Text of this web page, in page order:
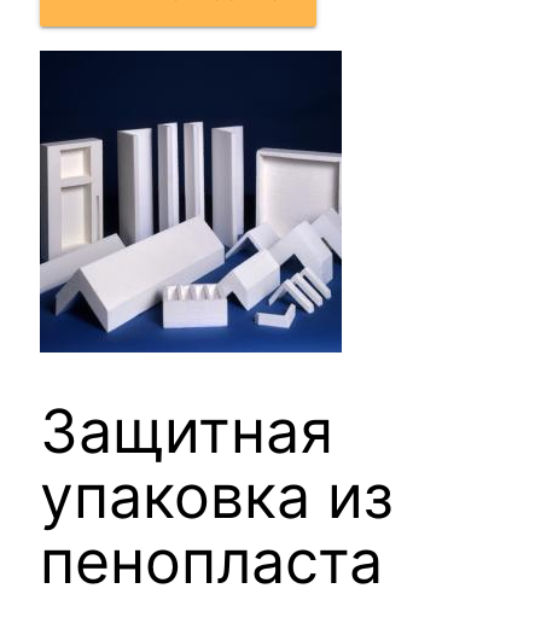
Защитная
упаковка из
пенопласта